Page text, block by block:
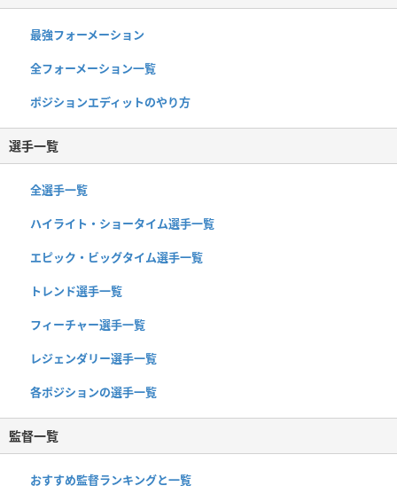
最強フォーメーション
全フォーメーション一覧
ポジションエディットのやり方
選手一覧
全選手一覧
ハイライト・ショータイム選手一覧
エピック・ビッグタイム選手一覧
トレンド選手一覧
フィーチャー選手一覧
レジェンダリー選手一覧
各ポジションの選手一覧
監督一覧
おすすめ監督ランキングと一覧